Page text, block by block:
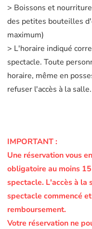
> Boissons et
des petites bouteilles
maximum)
> L'horaire indiqué
spectacle. Toute
horaire, même en
refuser l'accès à la salle.
IMPORTANT :
Une réservation vous
obligatoire au moins
spectacle. L'accès à la
spectacle commencé
remboursement.
Votre réservation ne